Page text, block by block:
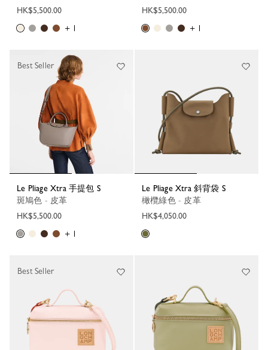
HK$5,500.00
+ 1
HK$5,500.00
+ 1
Le Pliage Xtra 手提包 S
斑鳩色 - 皮革
HK$5,500.00
+ 1
Best Seller
Le Pliage Xtra 斜背袋 S
橄欖綠色 - 皮革
HK$4,050.00
Best Seller